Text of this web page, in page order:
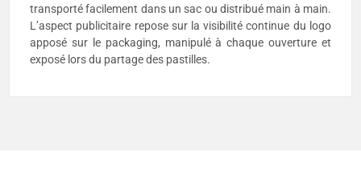
transporté facilement dans un sac ou distribué main à main.
L’aspect publicitaire repose sur la visibilité continue du logo
apposé sur le packaging, manipulé à chaque ouverture et
exposé lors du partage des pastilles.